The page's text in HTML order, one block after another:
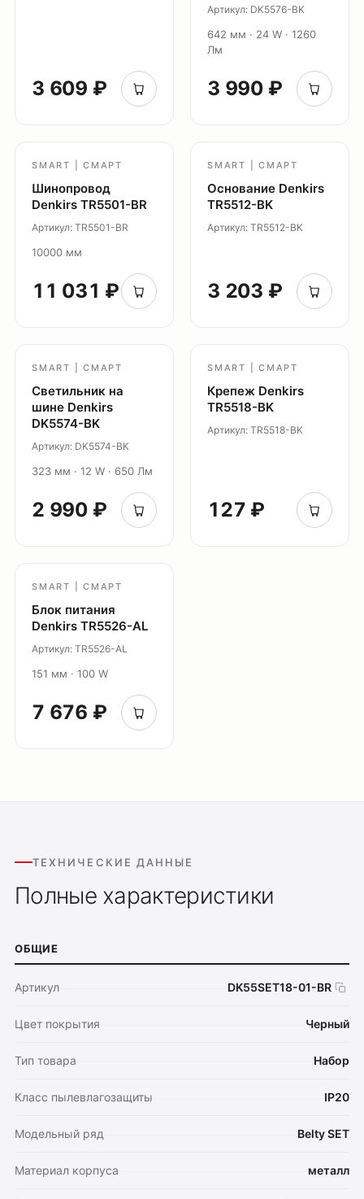
3 609 ₽
Артикул: DK5576-BK
642 мм · 24 W · 1260
Лм
3 990 ₽
SMART | СМАРТ
Шинопровод
Denkirs TR5501-BR
Артикул: TR5501-BR
10000 мм
11 031 ₽
SMART | СМАРТ
Основание Denkirs
TR5512-BK
Артикул: TR5512-BK
3 203 ₽
SMART | СМАРТ
Светильник на
шине Denkirs
DK5574-BK
Артикул: DK5574-BK
323 мм · 12 W · 650 Лм
2 990 ₽
SMART | СМАРТ
Крепеж Denkirs
TR5518-BK
Артикул: TR5518-BK
127 ₽
SMART | СМАРТ
Блок питания
Denkirs TR5526-AL
Артикул: TR5526-AL
151 мм · 100 W
7 676 ₽
ТЕХНИЧЕСКИЕ ДАННЫЕ
Полные характеристики
ОБЩИЕ
Артикул DK55SET18-01-BR
Цвет покрытия Черный
Тип товара Набор
Класс пылевлагозащиты IP20
Модельный ряд Belty SET
Материал корпуса металл